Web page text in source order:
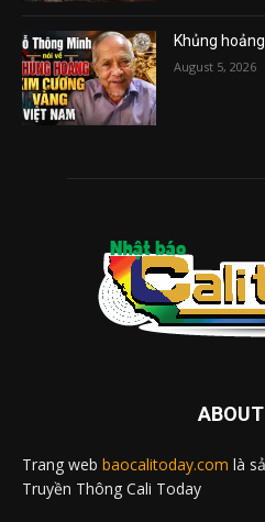
Khủng
August 5, 2026
Trang web baocalitoday.com là
Truyền Thông Cali Today